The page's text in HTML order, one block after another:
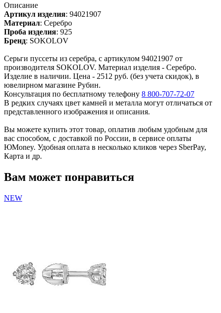
Описание
Артикул изделия: 94021907
Материал: Серебро
Проба изделия: 925
Бренд: SOKOLOV
Серьги пуссеты из серебра, с артикулом 94021907 от
производителя SOKOLOV. Материал изделия - Серебро.
Изделие в наличии. Цена - 2512 руб. (без учета скидок), в
ювелирном магазине Рубин.
Консультация по бесплатному телефону 8 800-707-72-07
В редких случаях цвет камней и металла могут отличаться от
представленного изображения и описания.
Вы можете купить этот товар, оплатив любым удобным для
вас способом, с доставкой по России, в сервисе оплаты
ЮMoney. Удобная оплата в несколько кликов через SberPay,
Карта и др.
Вам может понравиться
NEW